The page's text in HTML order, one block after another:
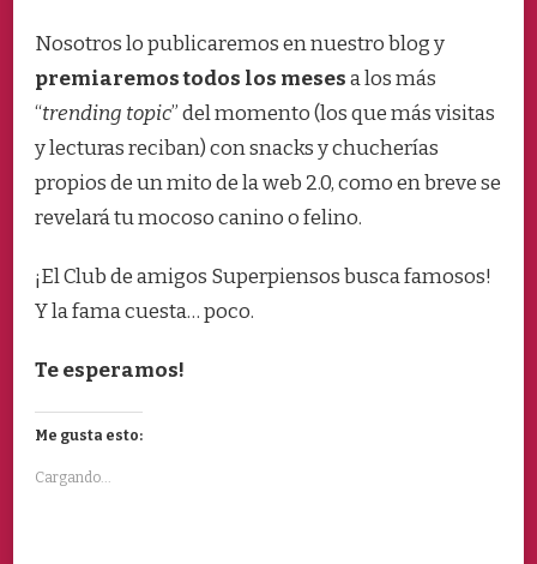
Nosotros lo publicaremos en nuestro blog y
premiaremos todos los mesesa los más
“trending topic” del momento (los que más visitas
y lecturas reciban) con snacks y chucherías
propios de un mito de la web 2.0, como en breve se
revelará tu mocoso canino o felino.
¡El Club de amigos Superpiensos busca famosos!
Y la fama cuesta… poco.
Te esperamos!
Me gusta esto:
Cargando...